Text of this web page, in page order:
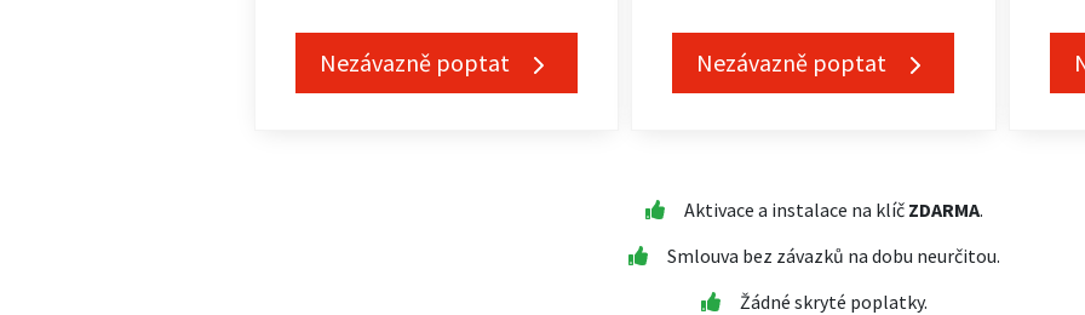
Nezávazně poptat Nezávazně poptat
Aktivace a instalace na klíč ZDARMA.
Smlouva bez závazků na dobu neurčitou.
Žádné skryté poplatky.